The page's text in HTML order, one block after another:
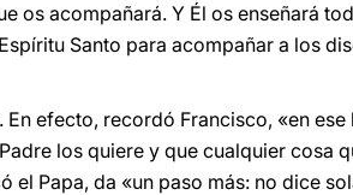
os acompañará. Y Él os enseñará
Santo para acompañar a los
efecto, recordó Francisco, «en
los quiere y que cualquier cosa
el Papa, da «un paso más: no dice